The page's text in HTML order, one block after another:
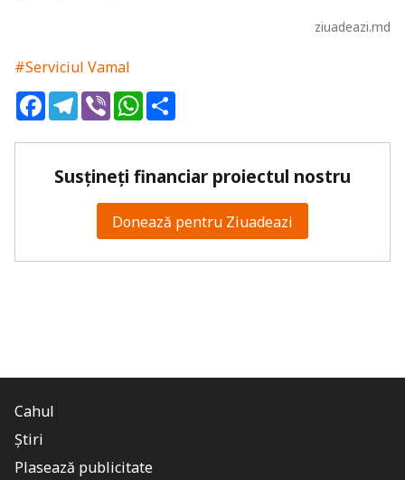
ziuadeazi.md
#Serviciul Vamal
FacebookTelegram
ViberWhatsApp
Susțineți financiar proiectul nostru
Donează pentru Ziuadeazi
Cahul
Știri
Plasează publicitate